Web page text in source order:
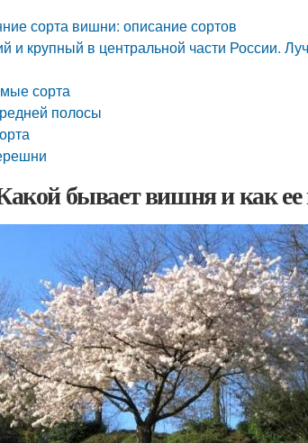
сорта вишни: описание сортов
и крупный в центральной части России.
сорта
полосы
бывает вишня и как